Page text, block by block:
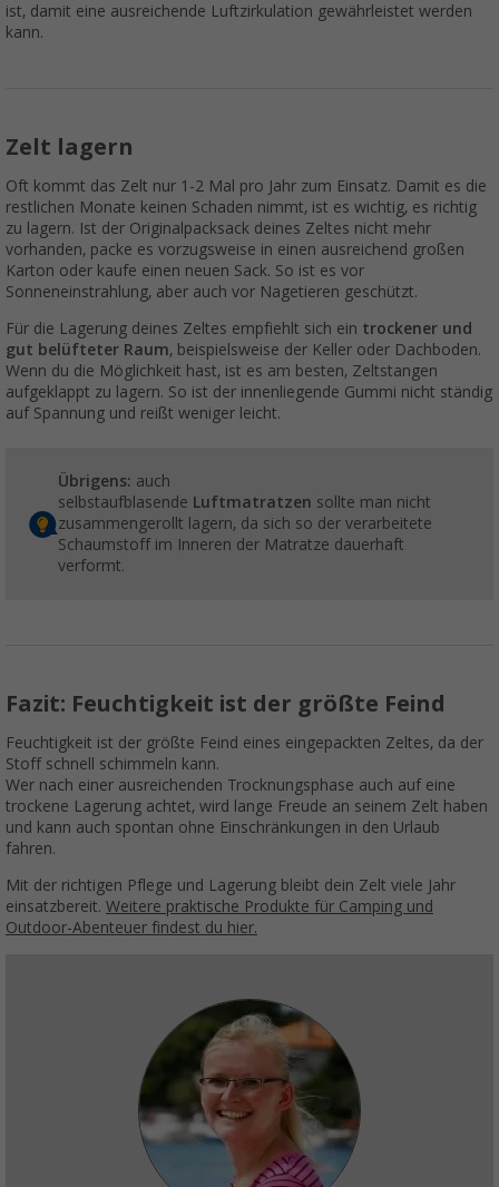
ist, damit eine ausreichende Luftzirkulation gewährleistet werden
kann.
Zelt lagern
Oft kommt das Zelt nur 1-2 Mal pro Jahr zum Einsatz. Damit es die
restlichen Monate keinen Schaden nimmt, ist es wichtig, es richtig
zu lagern. Ist der Originalpacksack deines Zeltes nicht mehr
vorhanden, packe es vorzugsweise in einen ausreichend großen
Karton oder kaufe einen neuen Sack. So ist es vor
Sonneneinstrahlung, aber auch vor Nagetieren geschützt.
Für die Lagerung deines Zeltes empfiehlt sich ein trockener und
gut belüfteter Raum, beispielsweise der Keller oder Dachboden.
Wenn du die Möglichkeit hast, ist es am besten, Zeltstangen
aufgeklappt zu lagern. So ist der innenliegende Gummi nicht ständig
auf Spannung und reißt weniger leicht.
Übrigens: auch
selbstaufblasende Luftmatratzen sollte man nicht
zusammengerollt lagern, da sich so der verarbeitete
Schaumstoff im Inneren der Matratze dauerhaft
verformt.
Fazit: Feuchtigkeit ist der größte Feind
Feuchtigkeit ist der größte Feind eines eingepackten Zeltes, da der
Stoff schnell schimmeln kann.
Wer nach einer ausreichenden Trocknungsphase auch auf eine
trockene Lagerung achtet, wird lange Freude an seinem Zelt haben
und kann auch spontan ohne Einschränkungen in den Urlaub
fahren.
Mit der richtigen Pflege und Lagerung bleibt dein Zelt viele Jahr
einsatzbereit. Weitere praktische Produkte für Camping und
Outdoor-Abenteuer findest du hier.